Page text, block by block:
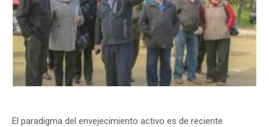
El paradigma del envejecimiento activo es de reciente